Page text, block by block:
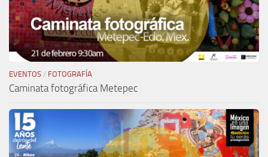
EVENTOS / FOTOGRAFÍA
Caminata fotográfica Metepec